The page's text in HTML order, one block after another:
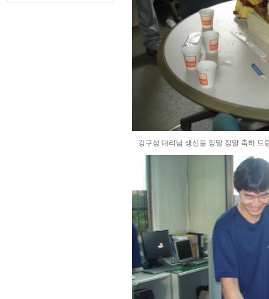
강구성 대리님 생신을 정말 정말 축하 드